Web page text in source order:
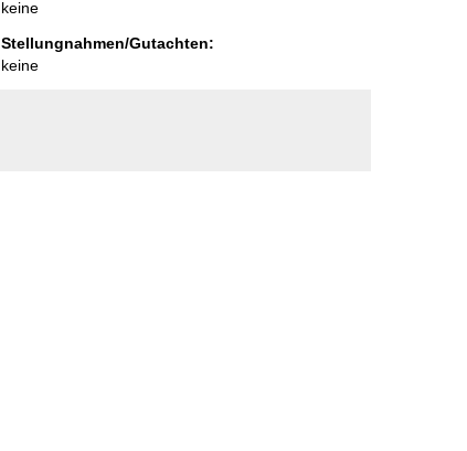
keine
Stellungnahmen/Gutachten:
keine